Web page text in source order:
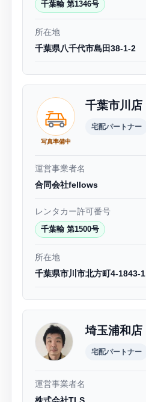
千葉輸 第1346号
所在地
千葉県八千代市島田38-1-2
写真準備中
千葉市川店
宅配パートナー
運営事業者名
合同会社fellows
レンタカー許可番号
千葉輸 第1500号
所在地
千葉県市川市北方町4-1843-1
埼玉浦和店
宅配パートナー
運営事業者名